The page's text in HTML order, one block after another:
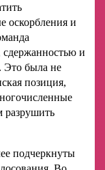
оскорбления и
сдержанностью и
была не
позиция,
разрушить
подчеркнуты